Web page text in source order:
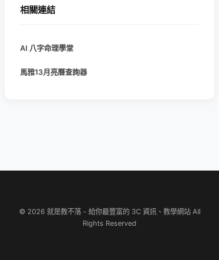
相關連結
AI 八字命理學堂
馬雅13月亮曆查詢器
© 2026 就是教不落 - 給你最豐富的 3C 資訊、教學網站 All
Rights Reserved